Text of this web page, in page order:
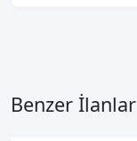
Benzer İlanlar